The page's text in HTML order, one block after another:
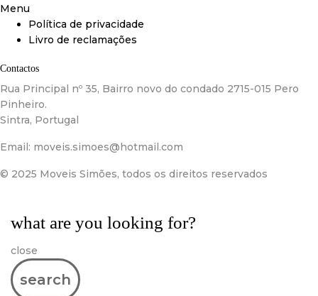
Menu
Política de privacidade
Livro de reclamações
Contactos
Rua Principal nº 35, Bairro novo do condado 2715-015 Pero
Pinheiro.
Sintra, Portugal
Email: moveis.simoes@hotmail.com
© 2025 Moveis Simões, todos os direitos reservados
what are you looking for?
close
search